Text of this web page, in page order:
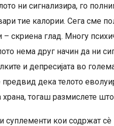
ни сигнализира, го
тие калории. Сега сме
– скриена глад. Многу
нема друг начин да ни
и депресијата во
дека телото
тогаш размислете
суплементи кои содржат